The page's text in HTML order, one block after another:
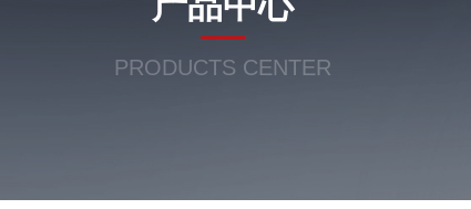
PRODUCTS CENTER